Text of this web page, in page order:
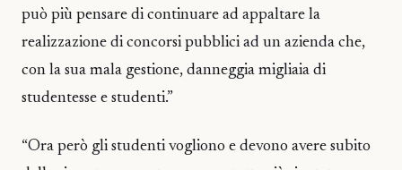
può più pensare di continuare ad appaltare la
realizzazione di concorsi pubblici ad un azienda che,
con la sua mala gestione, danneggia migliaia di
studentesse e studenti.”
“Ora però gli studenti vogliono e devono avere subito